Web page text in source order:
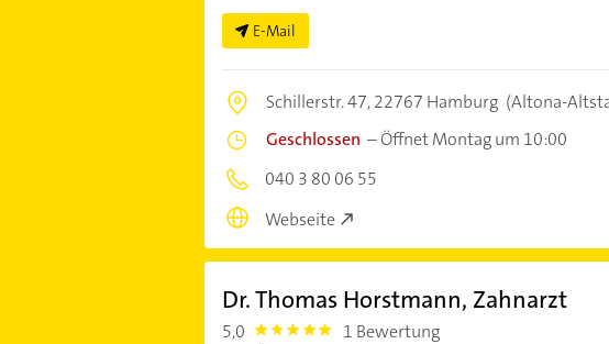
E-Mail
Schillerstr. 47,22767 Hamburg (Altona-
Geschlossen –Öffnet Montag um 10:00
040 3 80 06 55
Webseite
Dr. Thomas Horstmann, Zahnarzt
5,0 5.0 1 Bewertung